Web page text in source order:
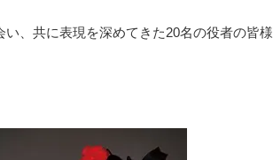
、共に表現を深めてきた20名の役者の皆様